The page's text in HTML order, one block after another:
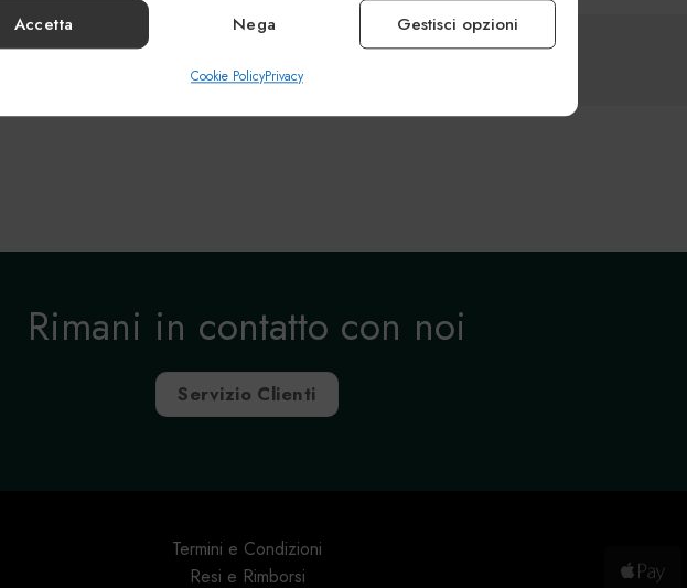
Identificare i dispositivi in base alle informazioni trasmesse automaticamente.
la sicurezza, prevenire e rilevare frodi, correggere
Accetta Nega Gestisci opzioni
Cookie PolicyPrivacy
Rimani in contatto con noi
Servizio Clienti
Termini e Condizioni
Resi e Rimborsi